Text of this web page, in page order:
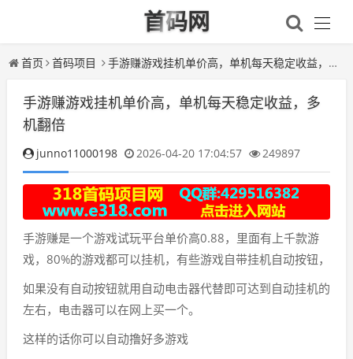
首码网
首页 首码项目 手游赚游戏挂机单价高，单机每天稳定收益，多机翻倍
手游赚游戏挂机单价高，单机每天稳定收益，多
机翻倍
junno11000198 2026-04-20 17:04:57 249897
手游赚是一个游戏试玩平台单价高0.88，里面有上千款游
戏，80%的游戏都可以挂机，有些游戏自带挂机自动按钮，
如果没有自动按钮就用自动电击器代替即可达到自动挂机的
左右，电击器可以在网上买一个。
这样的话你可以自动撸好多游戏